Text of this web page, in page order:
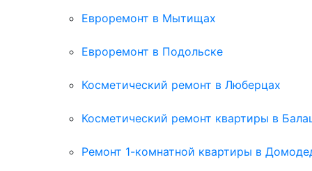
Евроремонт в Мытищах
Евроремонт в Подольске
Косметический ремонт в Люберцах
Косметический ремонт квартиры в
Ремонт 1-комнатной квартиры в